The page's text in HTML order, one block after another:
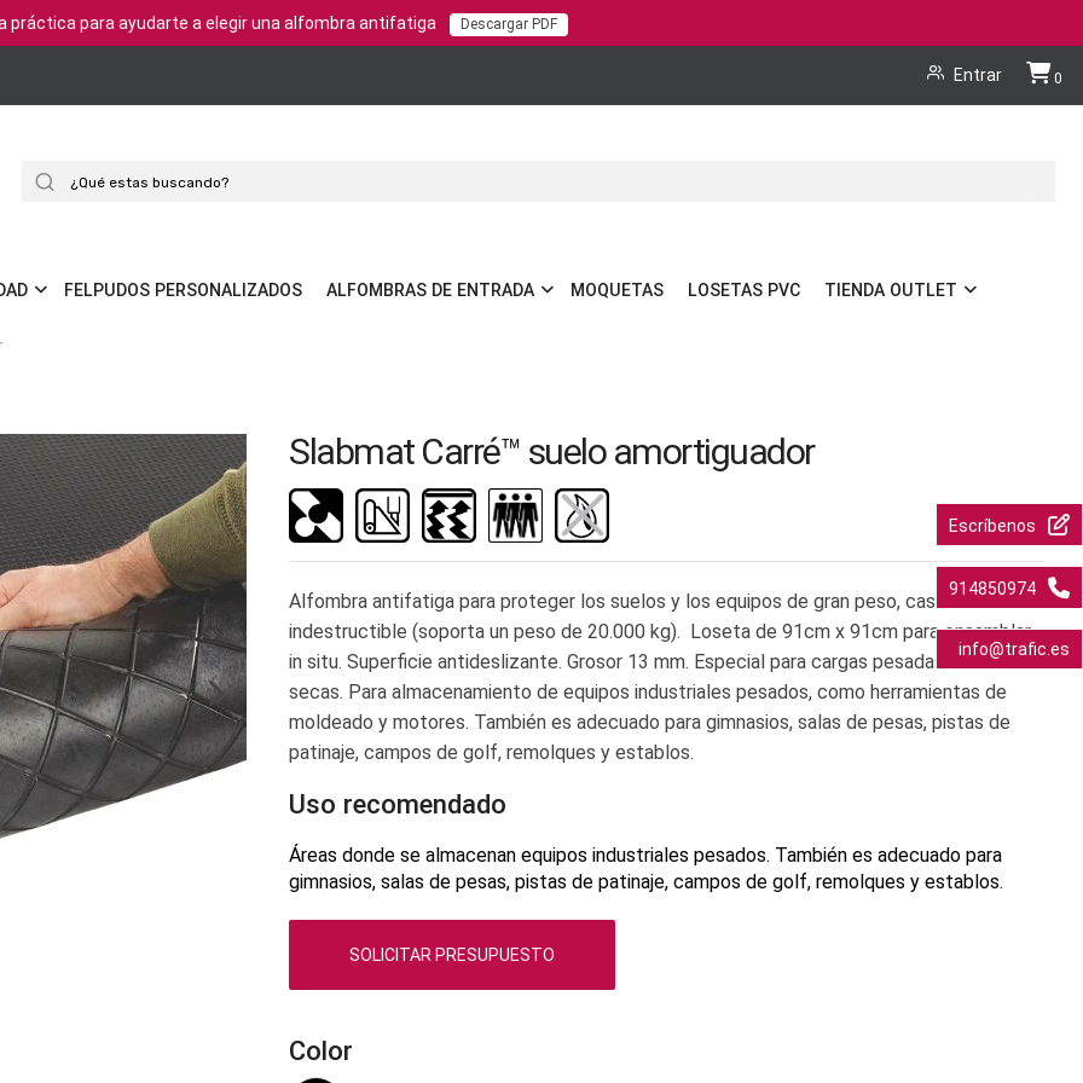
práctica para ayudarte a elegir una alfombra antifatiga Descargar PDF
Entrar Cart
0
FELPUDOS PERSONALIZADOS ALFOMBRAS DE ENTRADA MOQUETAS LOSETAS PVC TIENDA OUTLET
Escríbenos
914850974
info@trafic.es
Slabmat Carré™ suelo amortiguador
Alfombra antifatiga para proteger los suelos y los equipos de gran peso, casi
indestructible (soporta un peso de 20.000 kg). Loseta de 91cm x 91cm para ensamblar
in situ. Superficie antideslizante. Grosor 13 mm. Especial para cargas pesadas en áreas
secas. Para almacenamiento de equipos industriales pesados, como herramientas de
moldeado y motores. También es adecuado para gimnasios, salas de pesas, pistas de
patinaje, campos de golf, remolques y establos.
Uso recomendado
Áreas donde se almacenan equipos industriales pesados. También es adecuado para
gimnasios, salas de pesas, pistas de patinaje, campos de golf, remolques y establos.
SOLICITAR PRESUPUESTO
Color